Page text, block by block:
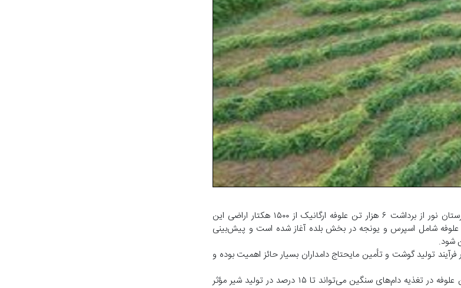
به گزارش خبرگزاری صدا و سیمای مازندران ، غفاری سرپرست مدیریت جهاد کشاورزی شهرستان نور از برداشت ۶ هزار تن علوفه ارگانیک از ۱۵۰۰ هکتار اراضی این
اول علوفه شامل اسپرس و یونجه در بخش بلده آغاز شده است و پیش‌بینی
شود.
تولید گوشت و تأمین مایحتاج دامداران بسیار حائز اهمیت بوده و
غفاری همچنین با بیان اینکه محصولات تولیدی کاملاً ارگانیک هستند، گفت: استفاده از این علوفه در تغذیه دام‌های سنگین می‌تواند تا ۱۵ درصد در تولید شیر مؤثر